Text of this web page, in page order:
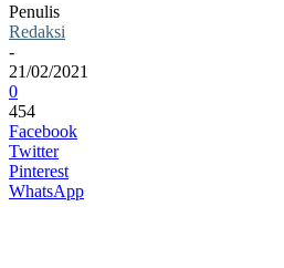
Penulis
Redaksi
-
21/02/2021
0
454
Facebook
Twitter
Pinterest
WhatsApp